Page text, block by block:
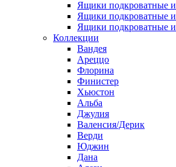
Ящики подкроватные
Ящики подкроватные
Ящики подкроватные
Коллекции
Вандея
Ареццо
Флорина
Финистер
Хьюстон
Альба
Джулия
Валенсия/Дерик
Верди
Юджин
Дана